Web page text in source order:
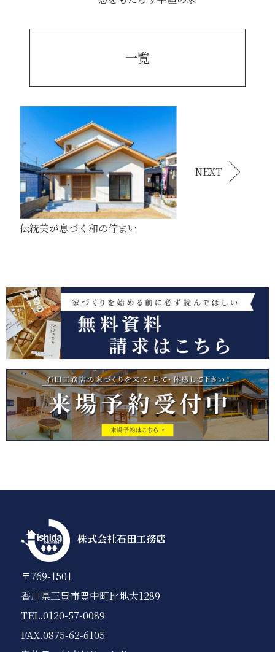
一覧
伝統美が息づく和の佇まい
NEXT
株式会社石田工務店
〒769-1501
香川県三豊市豊中町比地大1289
TEL.0120-57-0089
FAX.0875-62-6105